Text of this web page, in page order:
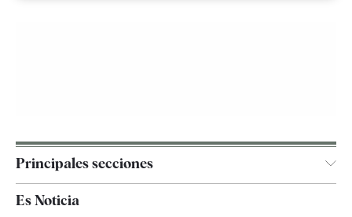
Principales secciones
España
Es Noticia